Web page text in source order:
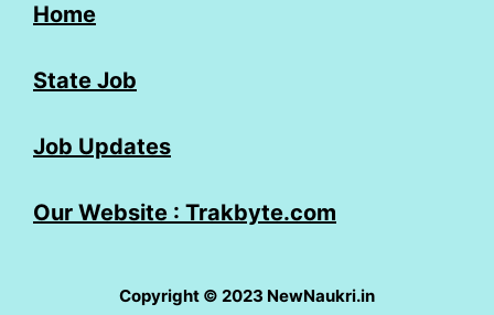
Home
State Job
Job Updates
Our Website : Trakbyte.com
Copyright © 2023 NewNaukri.in